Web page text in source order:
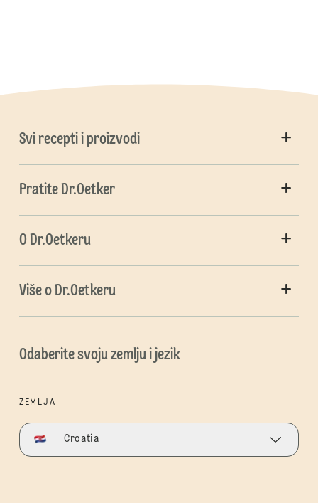
Svi recepti i proizvodi
Pratite Dr.Oetker
O Dr.Oetkeru
Više o Dr.Oetkeru
Odaberite svoju zemlju i jezik
ZEMLJA
Croatia